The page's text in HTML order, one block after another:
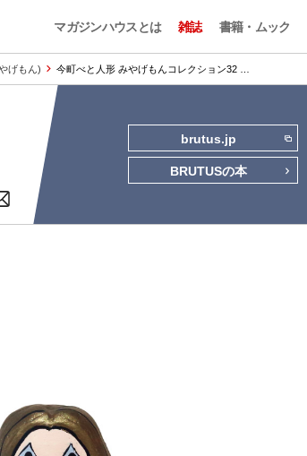
マガジンハウスとは 雑誌 書籍・ムック
げもん) 今町べと人形 みやげもんコレクション32 …
brutus.jp
BRUTUSの本